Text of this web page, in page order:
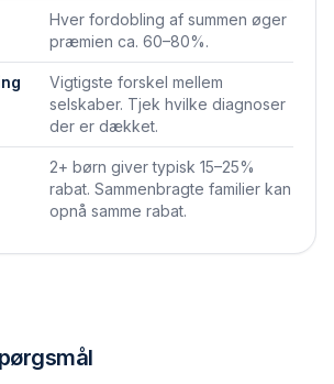
Hver fordobling af summen øger
præmien ca. 60–80%.
Vigtigste forskel mellem
selskaber. Tjek hvilke diagnoser
der er dækket.
2+ børn giver typisk 15–25%
rabat. Sammenbragte familier kan
opnå samme rabat.